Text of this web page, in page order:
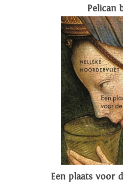
Pelican
Een plaats voor